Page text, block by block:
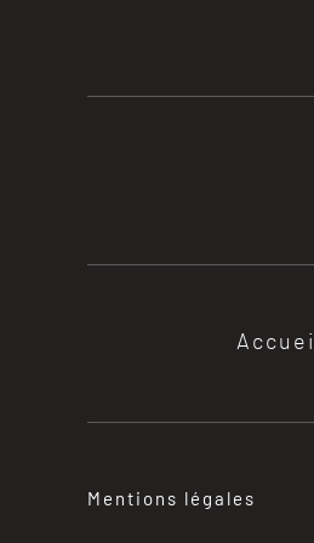
Accueil
Mentions légales